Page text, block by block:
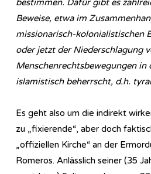
bestimmen. Dafür gibt es
Beweise, etwa im
missionarisch-kolonialistischen
oder jetzt der Niederschlagung
Menschenrechtsbewegungen in
islamistisch beherrscht, d.h.
Es geht also um die indirekt
zu „fixierende“, aber doch
„offiziellen Kirche“ an der
Romeros. Anlässlich seiner (35